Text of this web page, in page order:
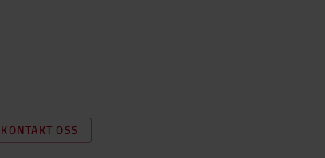
KONTAKT OSS